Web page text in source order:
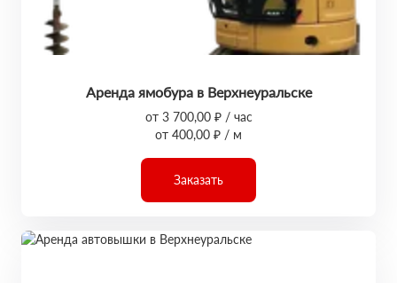
Аренда ямобура в Верхнеуральске
от 3 700,00 ₽ / час
от 400,00 ₽ / м
Заказать